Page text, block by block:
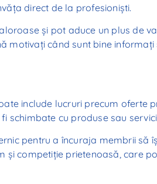
direct de la profesioniști.
și pot aduce un plus de
motivați când sunt bine
include lucruri precum oferte
schimbate cu produse sau
pentru a încuraja membrii să
și competiție prietenoasă, care